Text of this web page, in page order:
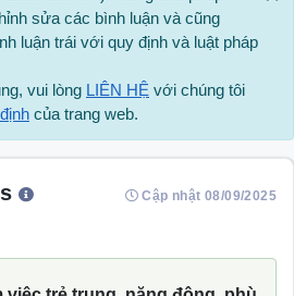
sửa các bình luận và cũng
luận trái với quy định và luật pháp
vui lòng LIÊN HỆ với chúng tôi
của trang web.
Cập nhật 08/09/2025